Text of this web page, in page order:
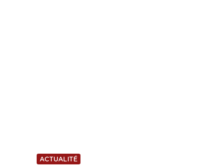
ACTUALITÉ